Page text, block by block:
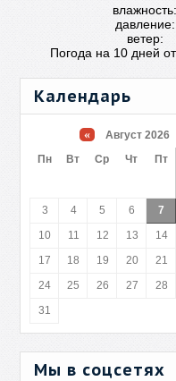
влажность:
давление:
ветер:
Погода на 10 дней от
Календарь
« Август
Пн
Вт Ср Чт Пт
3
4 5 6 7
10
11 12 13 14
17
18 19 20 21
24
25 26 27 28
31
Мы в соцсетях